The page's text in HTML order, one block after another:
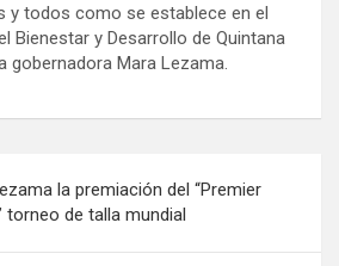
y todos como se establece en el
Bienestar y Desarrollo de Quintana
gobernadora Mara Lezama.
la premiación del “Premier
torneo de talla mundial